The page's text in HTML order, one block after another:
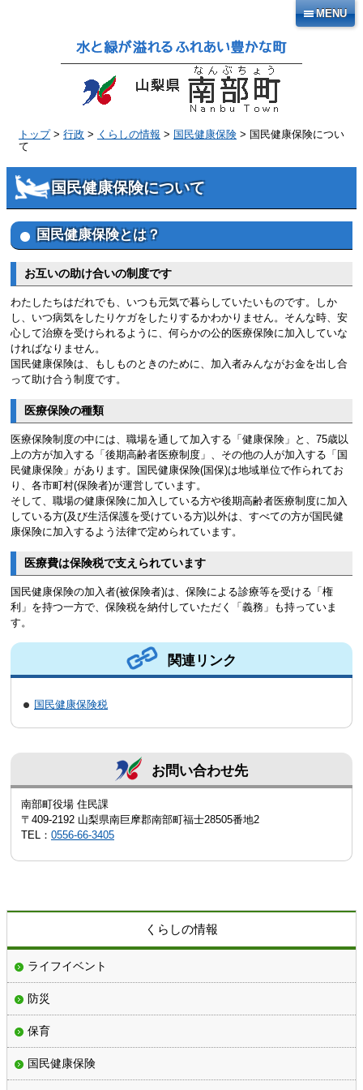
MENU
トップ> 行政 > くらしの情報 > 国民健康保険 > 国民健康保険につい
て
国民健康保険について
国民健康保険とは？
お互いの助け合いの制度です
わたしたちはだれでも、いつも元気で暮らしていたいものです。しか
し、いつ病気をしたりケガをしたりするかわかりません。そんな時、安
心して治療を受けられるように、何らかの公的医療保険に加入していな
ければなりません。
国民健康保険は、もしものときのために、加入者みんながお金を出し合
って助け合う制度です。
医療保険の種類
医療保険制度の中には、職場を通して加入する「健康保険」と、75歳以
上の方が加入する「後期高齢者医療制度」、その他の人が加入する「国
民健康保険」があります。国民健康保険(国保)は地域単位で作られてお
り、各市町村(保険者)が運営しています。
そして、職場の健康保険に加入している方や後期高齢者医療制度に加入
している方(及び生活保護を受けている方)以外は、すべての方が国民健
康保険に加入するよう法律で定められています。
医療費は保険税で支えられています
国民健康保険の加入者(被保険者)は、保険による診療等を受ける「権
利」を持つ一方で、保険税を納付していただく「義務」も持っていま
す。
関連リンク
国民健康保険税
お問い合わせ先
南部町役場 住民課
〒409-2192 山梨県南巨摩郡南部町福士28505番地2
TEL： 0556-66-3405
くらしの情報
ライフイベント
防災
保育
国民健康保険